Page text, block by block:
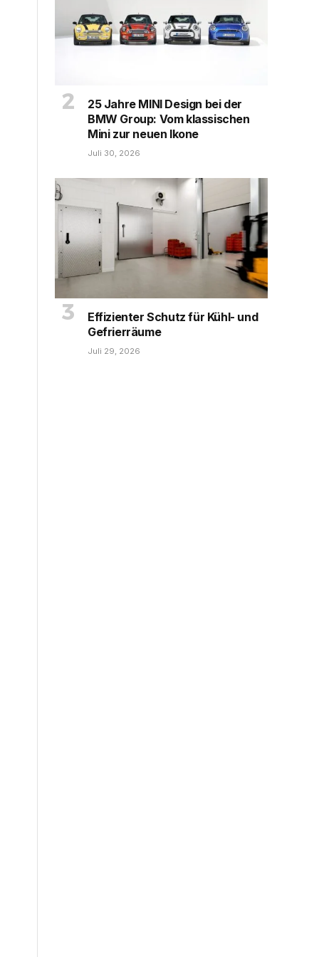
25 Jahre MINI Design bei der
BMW Group: Vom klassischen
Mini zur neuen Ikone
Juli 30, 2026
Effizienter Schutz für Kühl- und
Gefrierräume
Juli 29, 2026